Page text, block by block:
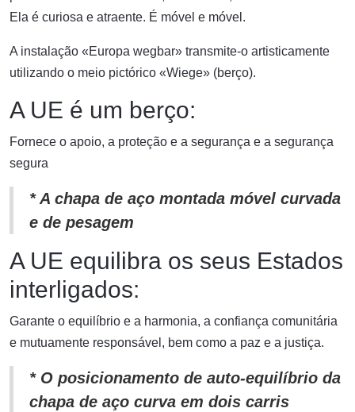
Ela é curiosa e atraente. É móvel e móvel.
A instalação «Europa wegbar» transmite-o artisticamente
utilizando o meio pictórico «Wiege» (berço).
A UE é um berço:
Fornece o apoio, a proteção e a segurança e a segurança
segura
* A chapa de aço montada móvel curvada
e de pesagem
A UE equilibra os seus Estados
interligados:
Garante o equilíbrio e a harmonia, a confiança comunitária
e mutuamente responsável, bem como a paz e a justiça.
* O posicionamento de auto-equilíbrio da
chapa de aço curva em dois carris